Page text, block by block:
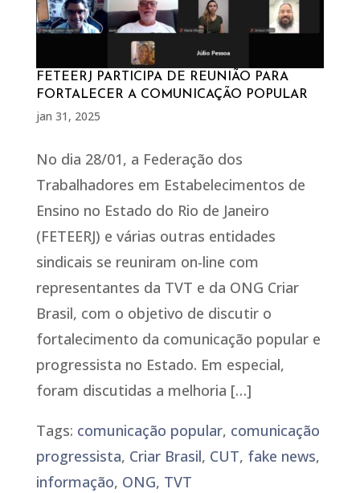
FETEERJ PARTICIPA DE REUNIÃO PARA
FORTALECER A COMUNICAÇÃO POPULAR
jan 31, 2025
No dia 28/01, a Federação dos
Trabalhadores em Estabelecimentos de
Ensino no Estado do Rio de Janeiro
(FETEERJ) e várias outras entidades
sindicais se reuniram on-line com
representantes da TVT e da ONG Criar
Brasil, com o objetivo de discutir o
fortalecimento da comunicação popular e
progressista no Estado. Em especial,
foram discutidas a melhoria […]
Tags: comunicação popular, comunicação
progressista, Criar Brasil, CUT, fake news,
informação, ONG, TVT